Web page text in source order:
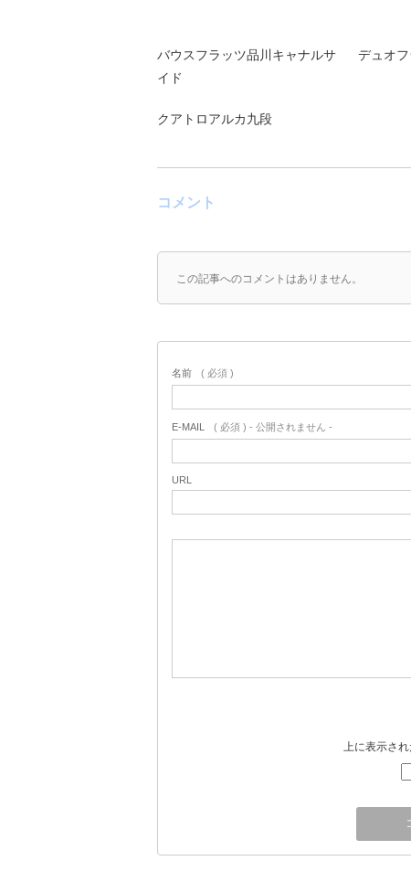
バウスフラッツ品川キャナルサ
イド
デュオ
クアトロアルカ九段
コメント
この記事へのコメントはありません。
名前 ( 必須 )
E-MAIL ( 必須 ) - 公開されません -
URL
上に表示さ